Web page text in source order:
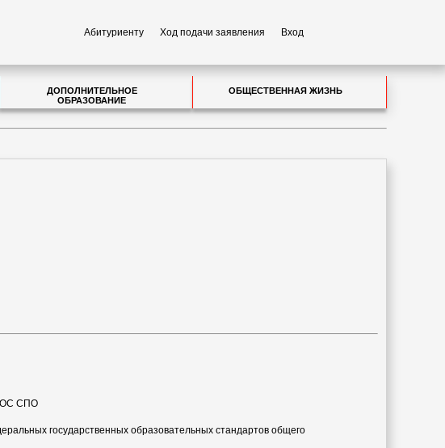
Абитуриенту Ход подачи заявления Вход
ДОПОЛНИТЕЛЬНОЕ
ОБРАЗОВАНИЕ
ОБЩЕСТВЕННАЯ ЖИЗНЬ
СПО
государственных образовательных стандартов общего